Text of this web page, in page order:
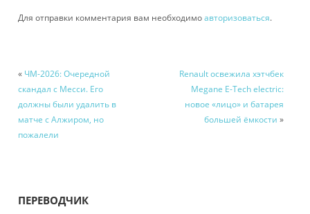
Для отправки комментария вам необходимоавторизоваться.
« ЧМ-2026: Очередной
скандал с Месси. Его
должны были удалить в
матче с Алжиром, но
пожалели
Renault освежила хэтчбек
Megane E-Tech electric:
новое «лицо» и батарея
большей ёмкости »
ПЕРЕВОДЧИК